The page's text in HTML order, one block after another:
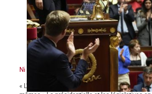
Ni le gouvernement ni l'Assemblée ne nous
« L'émancipation des travailleurs sera l'œuvre